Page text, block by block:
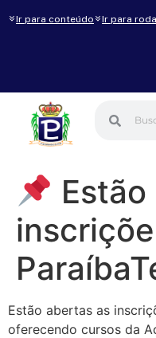
Ir para conteúdo Ir para
Estão abertas as
oferecendo cursos da